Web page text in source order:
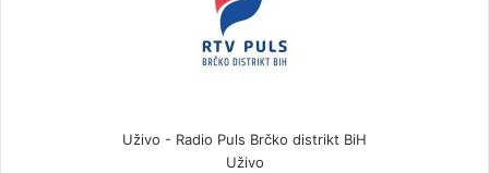
Uživo - Radio Puls Brčko distrikt BiH
Uživo